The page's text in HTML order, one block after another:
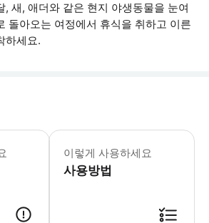
, 새, 애더와 같은 현지 야생동물을 눈여
돌아오는 여정에서 휴식을 취하고 이른
하세요.
약 18:00에 돌아옵니다. 만 5세 미만
이렇게 사용하세요
사용방법